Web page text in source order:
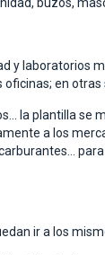
laboratorios
en otras
la plantilla
a los
ir a los